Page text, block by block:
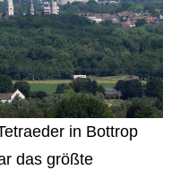
in Bottrop
das größte